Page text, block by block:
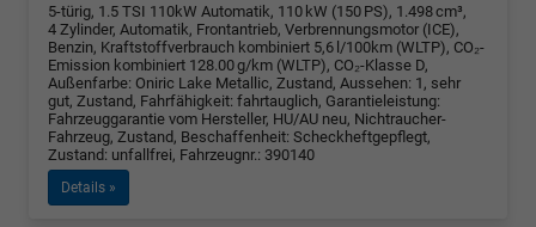
5-türig, 1.5 TSI 110kW Automatik, 110 kW (150 PS), 1.498 cm³,
4 Zylinder, Automatik, Frontantrieb, Verbrennungsmotor (ICE),
Benzin, Kraftstoffverbrauch kombiniert 5,6 l/100km (WLTP), CO₂-
Emission kombiniert 128.00 g/km (WLTP), CO₂-Klasse D,
Außenfarbe: Oniric Lake Metallic, Zustand, Aussehen: 1, sehr
gut, Zustand, Fahrfähigkeit: fahrtauglich, Garantieleistung:
Fahrzeuggarantie vom Hersteller, HU/AU neu, Nichtraucher-
Fahrzeug, Zustand, Beschaffenheit: Scheckheftgepflegt,
Zustand: unfallfrei, Fahrzeugnr.: 390140
Details »